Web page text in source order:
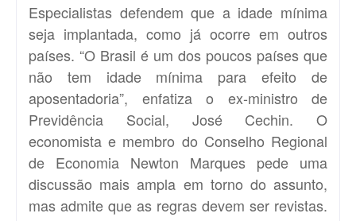
Especialistas defendem que a idade mínima
seja implantada, como já ocorre em outros
países. “O Brasil é um dos poucos países que
não tem idade mínima para efeito de
aposentadoria”, enfatiza o ex-ministro de
Previdência Social, José Cechin. O
economista e membro do Conselho Regional
de Economia Newton Marques pede uma
discussão mais ampla em torno do assunto,
mas admite que as regras devem ser revistas.